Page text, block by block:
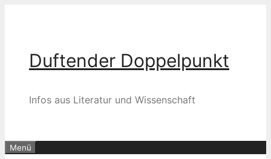
Duftender Doppelpunkt
Infos aus Literatur und Wissenschaft
Menü